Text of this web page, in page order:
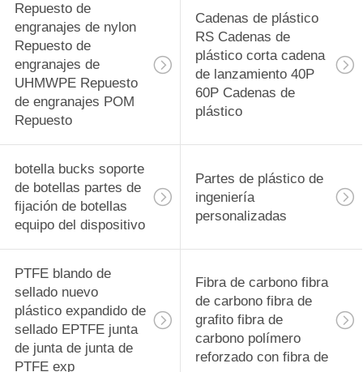
Repuesto de
engranajes de nylon
Repuesto de
engranajes de
UHMWPE Repuesto
de engranajes POM
Repuesto
Cadenas de plástico
RS Cadenas de
plástico corta cadena
de lanzamiento 40P
60P Cadenas de
plástico
botella bucks soporte
de botellas partes de
fijación de botellas
equipo del dispositivo
Partes de plástico de
ingeniería
personalizadas
PTFE blando de
sellado nuevo
plástico expandido de
sellado EPTFE junta
de junta de junta de
PTFE exp
Fibra de carbono fibra
de carbono fibra de
grafito fibra de
carbono polímero
reforzado con fibra de